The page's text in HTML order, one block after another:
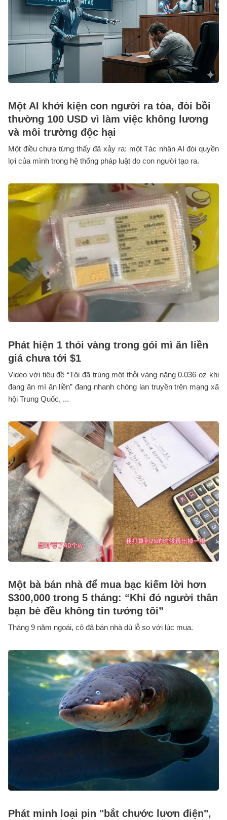
Một AI khởi kiện con người ra tòa, đòi bồi
thường 100 USD vì làm việc không lương
và môi trường độc hại
Một điều chưa từng thấy đã xảy ra: một Tác nhân AI đòi quyền
lợi của mình trong hệ thống pháp luật do con người tạo ra.
Phát hiện 1 thỏi vàng trong gói mì ăn liền
giá chưa tới $1
Video với tiêu đề “Tôi đã trúng một thỏi vàng nặng 0.036 oz khi
đang ăn mì ăn liền” đang nhanh chóng lan truyền trên mạng xã
hội Trung Quốc, ...
Một bà bán nhà để mua bạc kiếm lời hơn
$300,000 trong 5 tháng: “Khi đó người thân
bạn bè đều không tin tưởng tôi”
Tháng 9 năm ngoái, cô đã bán nhà dù lỗ so với lúc mua.
Phát minh loại pin "bắt chước lươn điện",